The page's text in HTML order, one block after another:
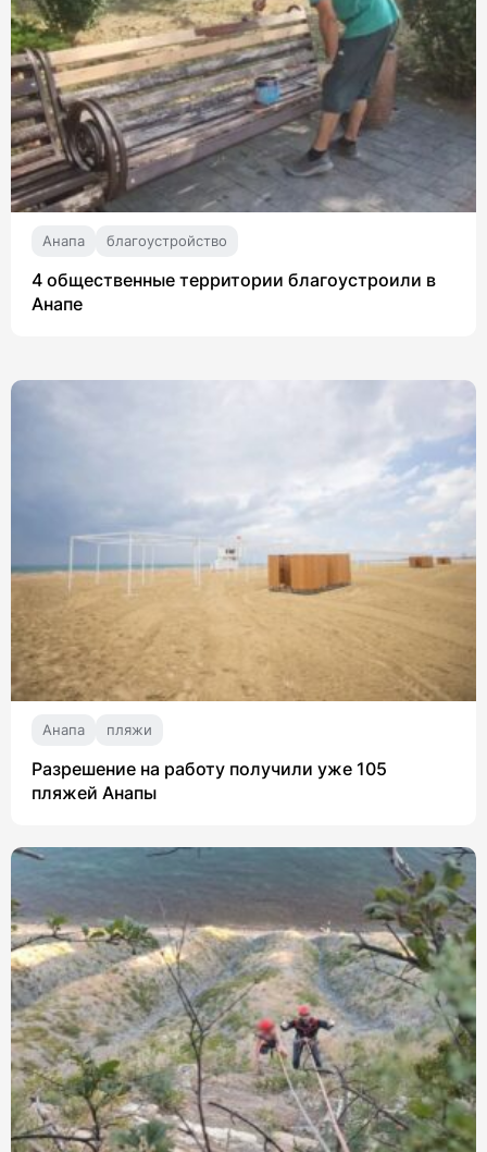
Анапа благоустройство
4 общественные территории благоустроили в
Анапе
Анапа пляжи
Разрешение на работу получили уже 105
пляжей Анапы